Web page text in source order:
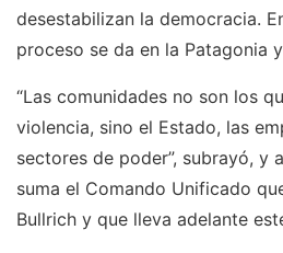
desestabilizan la democracia.
proceso se da en la Patagonia y
“Las comunidades no son los
violencia, sino el Estado, las
sectores de poder”, subrayó, y
suma el Comando Unificado
Bullrich y que lleva adelante